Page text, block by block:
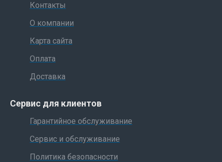
Контакты
О компании
Карта сайта
Оплата
Доставка
Сервис для клиентов
Гарантийное обслуживание
Сервис и обслуживание
Политика безопасности